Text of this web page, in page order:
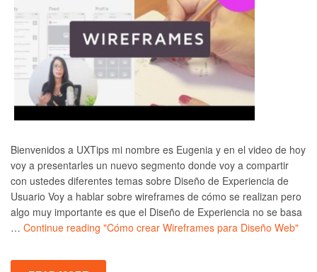
Bienvenidos a UXTips mi nombre es Eugenia y en el video de hoy
voy a presentarles un nuevo segmento donde voy a compartir
con ustedes diferentes temas sobre Diseño de Experiencia de
Usuario Voy a hablar sobre wireframes de cómo se realizan pero
algo muy importante es que el Diseño de Experiencia no se basa
… Continue reading "Cómo crear Wireframes para Diseño Web"